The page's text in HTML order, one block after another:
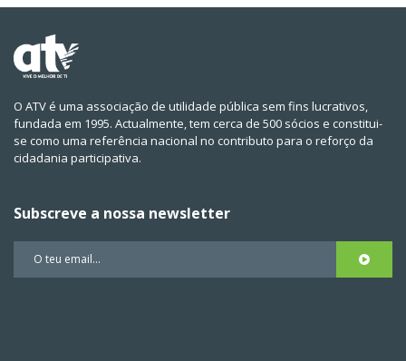
O ATV é uma associação de utilidade pública sem fins lucrativos,
fundada em 1995. Actualmente, tem cerca de 500 sócios e constitui-
se como uma referência nacional no contributo para o reforço da
cidadania participativa.
Subscreve a nossa newsletter